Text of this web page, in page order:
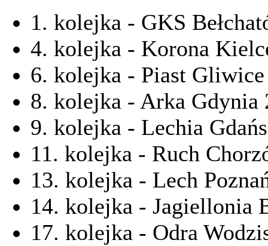
1. kolejka - GKS
4. kolejka - Korona
6. kolejka - Piast Gliwice
8. kolejka - Arka Gdynia
9. kolejka - Lechia
11. kolejka - Ruch
13. kolejka - Lech
14. kolejka - Jagiellonia
17. kolejka - Odra